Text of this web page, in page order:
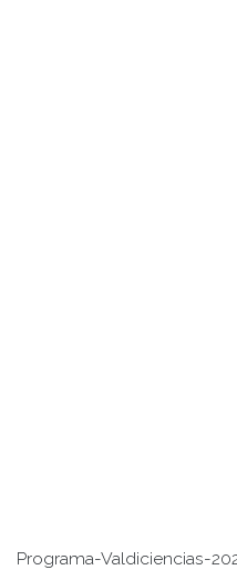
Programa-Valdiciencias-